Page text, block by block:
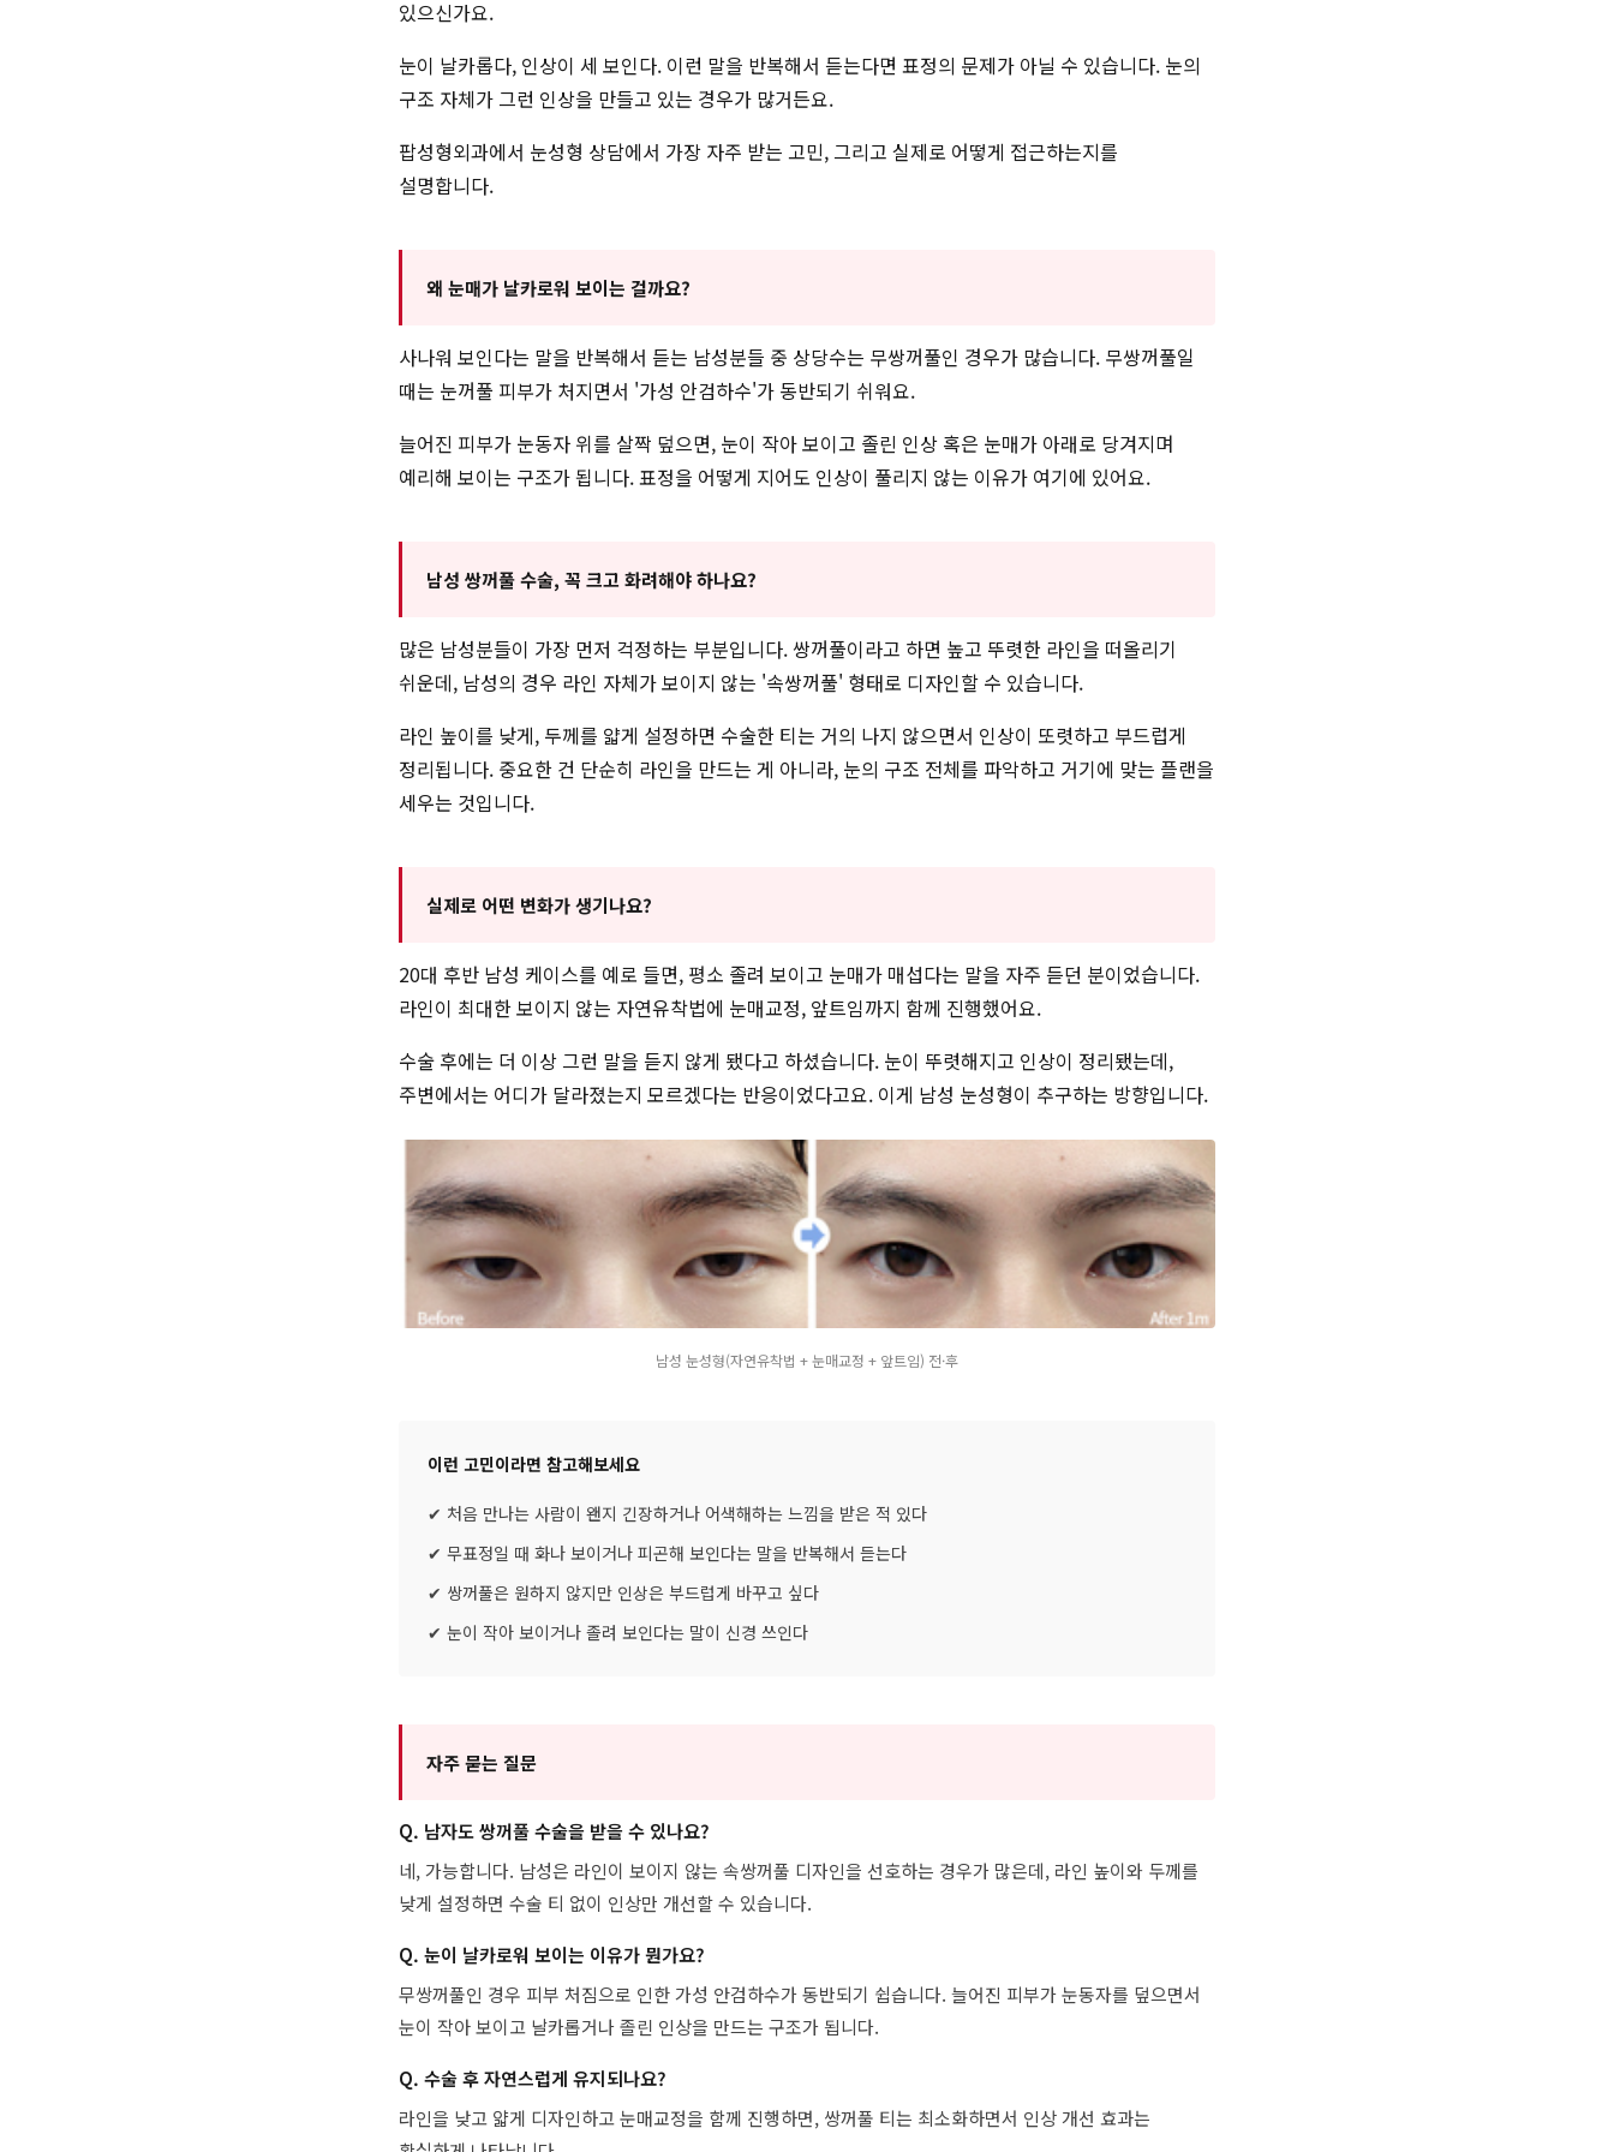
있으신가요.
눈이 날카롭다, 인상이 세 보인다. 이런 말을 반복해서 듣는다면 표정의 문제가 아닐 수 있습니다. 눈의
구조 자체가 그런 인상을 만들고 있는 경우가 많거든요.
팝성형외과에서 눈성형 상담에서 가장 자주 받는 고민, 그리고 실제로 어떻게 접근하는지를
설명합니다.
왜 눈매가 날카로워 보이는 걸까요?
사나워 보인다는 말을 반복해서 듣는 남성분들 중 상당수는 무쌍꺼풀인 경우가 많습니다. 무쌍꺼풀일
때는 눈꺼풀 피부가 처지면서 '가성 안검하수'가 동반되기 쉬워요.
늘어진 피부가 눈동자 위를 살짝 덮으면, 눈이 작아 보이고 졸린 인상 혹은 눈매가 아래로 당겨지며
예리해 보이는 구조가 됩니다. 표정을 어떻게 지어도 인상이 풀리지 않는 이유가 여기에 있어요.
남성 쌍꺼풀 수술, 꼭 크고 화려해야 하나요?
많은 남성분들이 가장 먼저 걱정하는 부분입니다. 쌍꺼풀이라고 하면 높고 뚜렷한 라인을 떠올리기
쉬운데, 남성의 경우 라인 자체가 보이지 않는 '속쌍꺼풀' 형태로 디자인할 수 있습니다.
라인 높이를 낮게, 두께를 얇게 설정하면 수술한 티는 거의 나지 않으면서 인상이 또렷하고 부드럽게
정리됩니다. 중요한 건 단순히 라인을 만드는 게 아니라, 눈의 구조 전체를 파악하고 거기에 맞는 플랜을
세우는 것입니다.
실제로 어떤 변화가 생기나요?
20대 후반 남성 케이스를 예로 들면, 평소 졸려 보이고 눈매가 매섭다는 말을 자주 듣던 분이었습니다.
라인이 최대한 보이지 않는 자연유착법에 눈매교정, 앞트임까지 함께 진행했어요.
수술 후에는 더 이상 그런 말을 듣지 않게 됐다고 하셨습니다. 눈이 뚜렷해지고 인상이 정리됐는데,
주변에서는 어디가 달라졌는지 모르겠다는 반응이었다고요. 이게 남성 눈성형이 추구하는 방향입니다.
남성 눈성형(자연유착법 + 눈매교정 + 앞트임) 전·후
이런 고민이라면 참고해보세요
✔ 처음 만나는 사람이 왠지 긴장하거나 어색해하는 느낌을 받은 적 있다
✔ 무표정일 때 화나 보이거나 피곤해 보인다는 말을 반복해서 듣는다
✔ 쌍꺼풀은 원하지 않지만 인상은 부드럽게 바꾸고 싶다
✔ 눈이 작아 보이거나 졸려 보인다는 말이 신경 쓰인다
자주 묻는 질문
Q. 남자도 쌍꺼풀 수술을 받을 수 있나요?
네, 가능합니다. 남성은 라인이 보이지 않는 속쌍꺼풀 디자인을 선호하는 경우가 많은데, 라인 높이와 두께를
낮게 설정하면 수술 티 없이 인상만 개선할 수 있습니다.
Q. 눈이 날카로워 보이는 이유가 뭔가요?
무쌍꺼풀인 경우 피부 처짐으로 인한 가성 안검하수가 동반되기 쉽습니다. 늘어진 피부가 눈동자를 덮으면서
눈이 작아 보이고 날카롭거나 졸린 인상을 만드는 구조가 됩니다.
Q. 수술 후 자연스럽게 유지되나요?
라인을 낮고 얇게 디자인하고 눈매교정을 함께 진행하면, 쌍꺼풀 티는 최소화하면서 인상 개선 효과는